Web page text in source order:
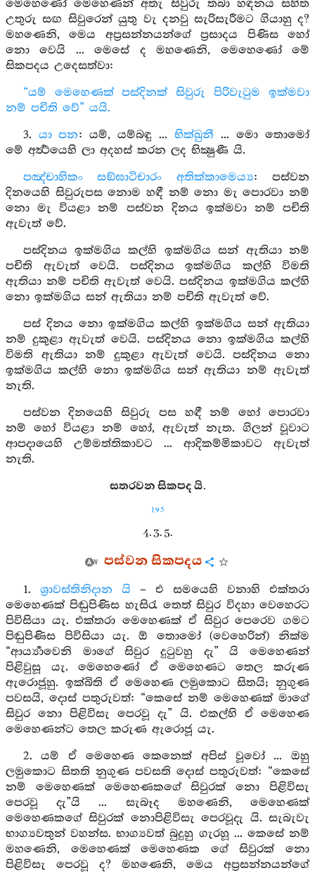
මෙහෙණෝ මෙහෙණන් අතැ සිවුරු තබා හඳනය සහිත
උතුරු සඟ සිවුරෙන් යුතු වැ දනවු සැරිසැරීමට ගියාහු ද?
මහණෙනි, මෙය අප්‍රසන්නයන්ගේ ප්‍රසාදය පිණිස හෝ
නො වෙයි ... මෙසේ ද මහණෙනි, මෙහෙණෝ මේ
සිකපදය උදෙසත්වා:
“යම් මෙහෙණක් පස්දිනක් සිවුරු පිරිවැටුම ඉක්මවා
නම් පචිති වේ” යයි.
3. යා පන: යම්, යම්බඳු ...භික්ඛුනී ... මො තොමෝ
මේ අර්‍ත්‍ථයෙහි ලා අදහස් කරන ලද භික්‍ෂුණී යි.
පඤ්චාහිකං සඞ්ඝාටිචාරං අතික්කාමෙය්‍ය: පස්වන
දිනයෙහි සිවුරුපස නොම හඳී නම් නො මැ පොරවා නම්
නො මැ වියළා නම් පස්වන දිනය ඉක්මවා නම් පචිති
ඇවැත් වේ.
පස්දිනය ඉක්මගිය කල්හි ඉක්මගිය සන් ඇතියා නම්
පචිති ඇවැත් වෙයි. පස්දිනය ඉක්මගිය කල්හි විමති
ඇතියා නම් පචිති ඇවැත් වෙයි. පස්දිනය ඉක්මගිය කල්හි
නො ඉක්මගිය සන් ඇතියා නම් පචිති ඇවැත් වේ.
පස් දිනය නො ඉක්මගිය කල්හි ඉක්මගිය සන් ඇතියා
නම් දුකුළා ඇවැත් වෙයි. පස්දිනය නො ඉක්මගිය කල්හි
විමති ඇතියා නම් දුකුළා ඇවැත් වෙයි. පස්දිනය නො
ඉක්මගිය කල්හි නො ඉක්මගිය සන් ඇතියා නම් ඇවැත්
නැති.
පස්වන දිනයෙහි සිවුරු පස හඳී නම් හෝ පොරවා
නම් හෝ වියළා නම් හෝ, ඇවැත් නැත. ගිලන් වූවාට
ආපදායෙහි උම්මත්තිකාවට ... ආදිකම්මිකාවට ඇවැත්
නැති.
සතරවන සිකපද යි.
195
4. 3. 5.
පස්වන සිකපදය
1. ශ්‍රාවස්තිනිදාන යි – එ සමයෙහි වනාහි එක්තරා
මෙහෙණක් පිඬුපිණිස හැසිරැ තෙත් සිවුර විදහා වෙහෙරට
පිවිසියා යැ. එක්තරා මෙහෙණක් ඒ සිවුර පෙරෙව ගමට
පිඬුපිණිස පිවිසියා යැ. ඕ තොමෝ (වෙහෙරින්) නික්ම
“ආර්‍ය්‍යාවෙනි මාගේ සිවුර දුටුවහු දැ” යි මෙහෙණන්
පිළිවුසූ යැ. මෙහෙණෝ ඒ මෙහෙණට තෙල කරුණ
ඇරොජූහු. ඉක්බිති ඒ මෙහෙණ ලමුකොට සිතයි; නුගුණ
පවසයි, දොස් පතුරුවත්: “කෙසේ නම් මෙහෙණක් මාගේ
සිවුර නො පිළිවිසැ පෙරවූ දැ” යි. එකල්හි ඒ මෙහෙණ
මෙහෙණන්ට තෙල කරුණ ඇරොජූ යැ.
2. යම් ඒ මෙහෙණ කෙනෙක් අපිස් වූවෝ ... ඔහු
ලමුකොට සිතති නුගුණ පවසති දොස් පතුරුවත්: “කෙසේ
නම් මෙහෙණක් මෙහෙණකගේ සිවුරක් නො පිළිවිසැ
පෙරවූ දැ”යි ... සැබෑද මහණෙනි, මෙහෙණක්
මෙහෙණකගේ සිවුරක් නොපිළිවිසැ පෙරවූදැ යි. සැබැවැ
භාග්‍යවතුන් වහන්ස. භාග්‍යවත් බුදුහු ගැරහූ ... කෙසේ නම්
මහණෙනි, මෙහෙණක් මෙහෙණක ගේ සිවුරක් නො
පිළිවිසැ පෙරවූ ද? මහණෙනි, මෙය අප්‍රසන්නයන්ගේ